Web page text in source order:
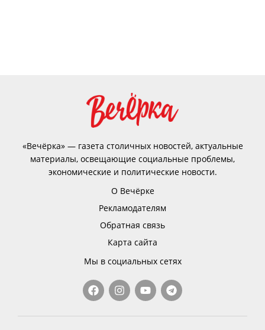
«Вечёрка» — газета столичных новостей, актуальные
материалы, освещающие социальные проблемы,
экономические и политические новости.
О Вечёрке
Рекламодателям
Обратная связь
Карта сайта
Мы в социальных сетях